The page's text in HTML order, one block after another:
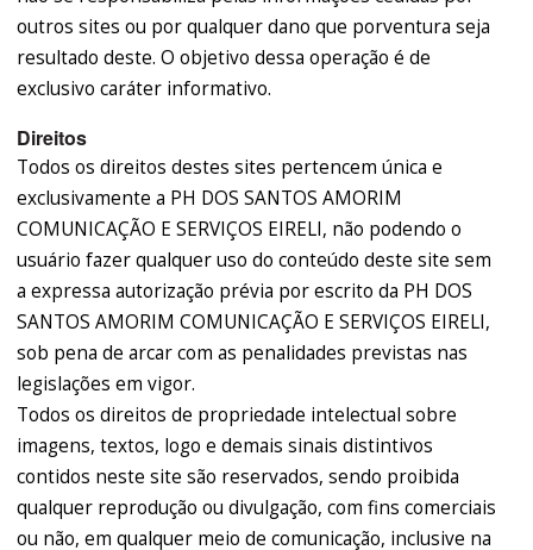
outros sites ou por qualquer dano que porventura seja
resultado deste. O objetivo dessa operação é de
exclusivo caráter informativo.
Direitos
Todos os direitos destes sites pertencem única e
exclusivamente a PH DOS SANTOS AMORIM
COMUNICAÇÃO E SERVIÇOS EIRELI, não podendo o
usuário fazer qualquer uso do conteúdo deste site sem
a expressa autorização prévia por escrito da PH DOS
SANTOS AMORIM COMUNICAÇÃO E SERVIÇOS EIRELI,
sob pena de arcar com as penalidades previstas nas
legislações em vigor.
Todos os direitos de propriedade intelectual sobre
imagens, textos, logo e demais sinais distintivos
contidos neste site são reservados, sendo proibida
qualquer reprodução ou divulgação, com fins comerciais
ou não, em qualquer meio de comunicação, inclusive na